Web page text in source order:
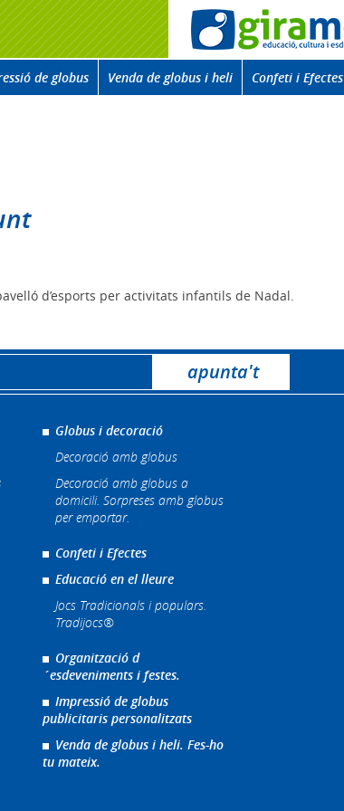
de globus Venda de globus i heli Confeti i Efectes
d’esports per activitats infantils de Nadal.
Globus i decoració
Decoració amb globus
Decoració amb globus a
domicili. Sorpreses amb globus
per emportar.
Confeti i Efectes
Educació en el lleure
Jocs Tradicionals i populars.
Tradijocs®
Organització d
´esdeveniments i festes.
Impressió de globus
publicitaris personalitzats
Venda de globus i heli. Fes-ho
tu mateix.